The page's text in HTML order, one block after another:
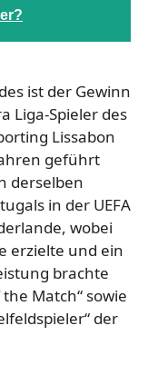
ist der Gewinn
Liga-Spieler des
Lissabon
geführt
derselben
in der UEFA
wobei
erzielte und ein
brachte
Match“ sowie
der